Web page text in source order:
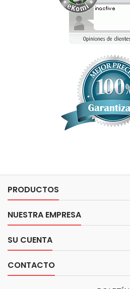
PRODUCTOS
NUESTRA EMPRESA
SU CUENTA
CONTACTO